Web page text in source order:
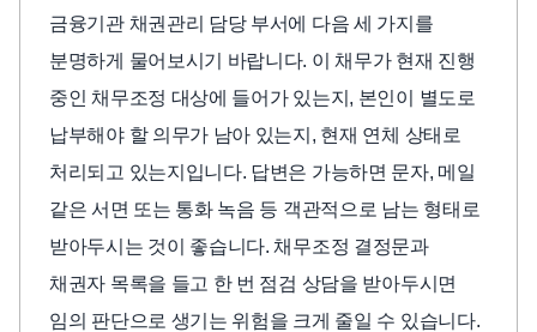
금융기관 채권관리 담당 부서에 다음 세 가지를
분명하게 물어보시기 바랍니다. 이 채무가 현재 진행
중인 채무조정 대상에 들어가 있는지, 본인이 별도로
납부해야 할 의무가 남아 있는지, 현재 연체 상태로
처리되고 있는지입니다. 답변은 가능하면 문자, 메일
같은 서면 또는 통화 녹음 등 객관적으로 남는 형태로
받아두시는 것이 좋습니다. 채무조정 결정문과
채권자 목록을 들고 한 번 점검 상담을 받아두시면
임의 판단으로 생기는 위험을 크게 줄일 수 있습니다.